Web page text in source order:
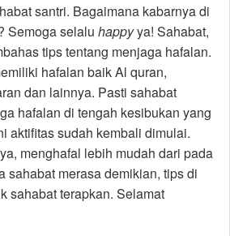
santri. Bagaimana kabarnya di
Semoga selalu happyya! Sahabat,
tips tentang menjaga hafalan.
hafalan baik Al quran,
dan lainnya. Pasti sahabat
hafalan di tengah kesibukan yang
aktifitas sudah kembali dimulai.
menghafal lebih mudah dari pada
sahabat merasa demikian, tips di
sahabat terapkan. Selamat